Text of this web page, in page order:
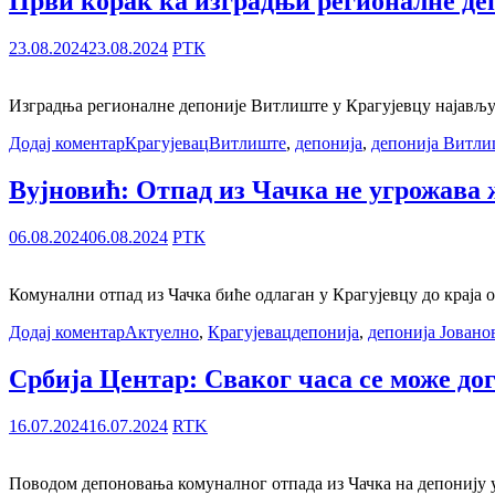
23.08.202423.08.2024 РТК
Изградња регионалне депоније Витлиште у Крагујевцу
Додај коментарКрагујевацВитлиште, депонија, депонија
Вујновић: Отпад из Чачка не угрожава
06.08.202406.08.2024 РТК
Комунални отпад из Чачка биће одлаган у Крагујевцу до
Додај коментарАктуелно, Крагујевацдепонија, депонија
Србија Центар: Сваког часа се може
16.07.202416.07.2024 RTK
Поводом депоновања комуналног отпада из Чачка на депонију